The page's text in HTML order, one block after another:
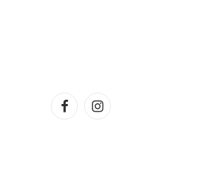
FacebookInstagram